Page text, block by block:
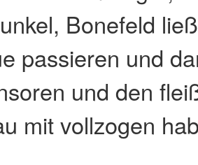
Bonefeld
passieren und
und den
mit vollzogen